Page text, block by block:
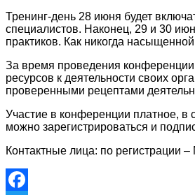
Тренинг-день 28 июня будет
специалистов. Наконец, 29 и 30
практиков. Как никогда
За время проведения конференции
ресурсов к деятельности своих
проверенными рецептами
Участие в конференции платное, в
можно зарегистрироваться и
Контактные лица: по регистрации